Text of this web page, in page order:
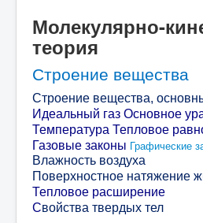
Молекулярно-
теория
Строение вещества
Строение вещества,
Идеальный газ Основное
Температура Тепловое
Газовые законы Графические
Влажность воздуха
Поверхностное натяжение
Тепловое расширение
Свойства твердых тел